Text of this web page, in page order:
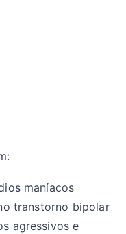
maníacos
transtorno bipolar
agressivos e